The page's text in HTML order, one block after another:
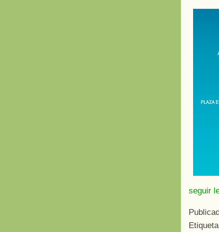
seguir